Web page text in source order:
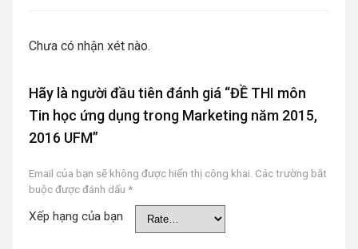
Chưa có nhận xét nào.
Hãy là người đầu tiên đánh giá “ĐỀ THI môn
Tin học ứng dụng trong Marketing năm 2015,
2016 UFM”
Email của bạn sẽ không được hiển thị công khai. Các trường bắt
buộc được đánh dấu *
Xếp hạng của bạn